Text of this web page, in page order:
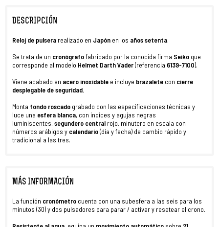
DESCRIPCIÓN
Reloj de pulsera realizado en Japón en los años setenta.
Se trata de un cronógrafofabricado por la conocida firma Seiko que
corresponde al modelo Helmet Darth Vader(referencia 6139-7100).
Viene acabado en acero inoxidable e incluye brazalete con cierre
desplegable de seguridad.
Monta fondo roscado grabado con las especificaciones técnicas y
luce una esfera blanca, con índices y agujas negras
luminiscentes, segundero central rojo, minutero en escala con
números arábigos y calendario(día y fecha) de cambio rápido y
tradicional a las tres.
MÁS INFORMACIÓN
La función cronómetro cuenta con una subesfera a las seis para los
minutos (30) y dos pulsadores para parar / activar y resetear el crono.